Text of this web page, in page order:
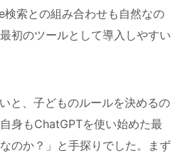
索との組み合わせも自然なの
初のツールとして導入しやすい
と、子どものルールを決めるの
身もChatGPTを使い始めた最
のか？」と手探りでした。まず